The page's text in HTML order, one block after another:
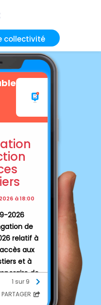
collectivité
à 18:00
2026
de
relatif à
aux
et à
de
et
à l'air
1 sur 9
PARTAGER